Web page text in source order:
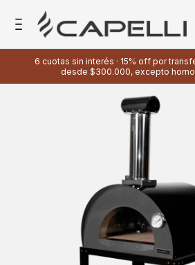
6 cuotas sin interés · 15% off por
desde $300.000, excepto